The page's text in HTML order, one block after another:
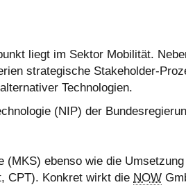
liegt im Sektor Mobilität.
strategische Stakeholder-
Technologien.
(NIP) der
ebenso wie die
CPT). Konkret wirkt die NOW